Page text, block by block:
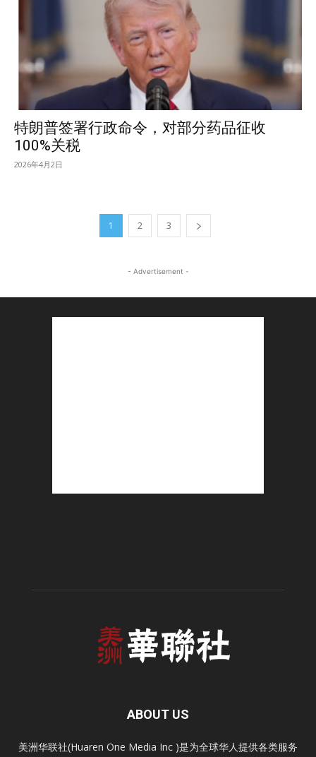
特朗普签署行政命令，对部分药品征收
100%关税
2026年4月2日
1 2 3
- Advertisement -
ABOUT US
美洲华联社(Huaren One Media Inc )是为全球华人提供各类服务